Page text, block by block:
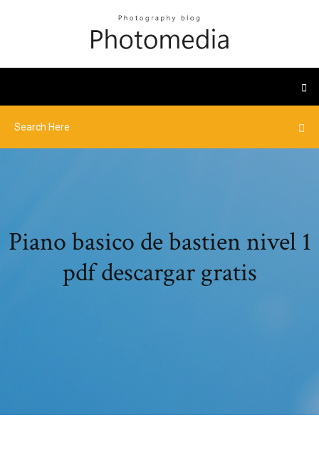
Piano basico de bastien nivel 1
pdf descargar gratis